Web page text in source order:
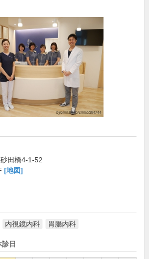
田橋4-1-52
[地図]
内視鏡内科 胃腸内科
日